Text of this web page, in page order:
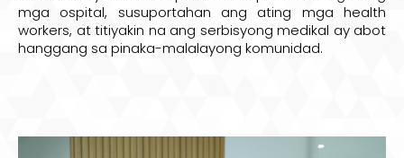
mga ospital, susuportahan ang ating mga health
workers, at titiyakin na ang serbisyong medikal ay abot
hanggang sa pinaka-malalayong komunidad.